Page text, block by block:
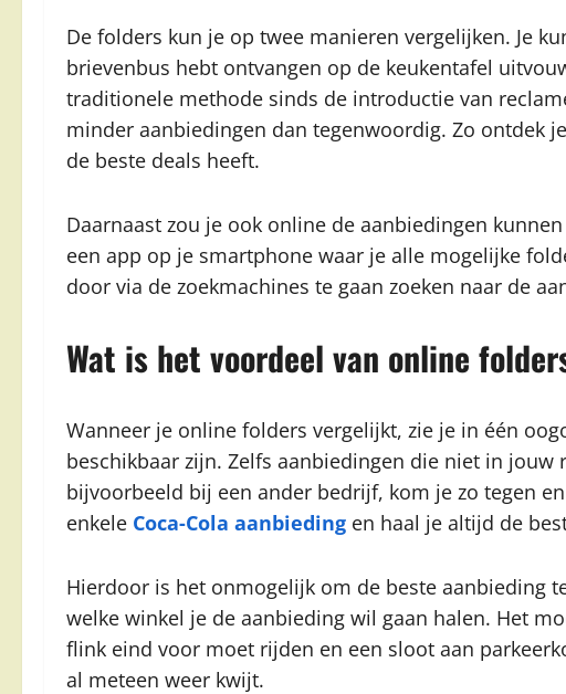
De folders kun je op twee manieren vergelijken. Je
brievenbus hebt ontvangen op de keukentafel
traditionele methode sinds de introductie van
minder aanbiedingen dan tegenwoordig. Zo ontdek
de beste deals heeft.
Daarnaast zou je ook online de aanbiedingen
een app op je smartphone waar je alle mogelijke
door via de zoekmachines te gaan zoeken naar de
Wat is het voordeel van online
Wanneer je online folders vergelijkt, zie je in één
beschikbaar zijn. Zelfs aanbiedingen die niet in
bijvoorbeeld bij een ander bedrijf, kom je zo tegen
enkele Coca-Cola aanbieding en haal je altijd de
Hierdoor is het onmogelijk om de beste aanbieding
welke winkel je de aanbieding wil gaan halen. Het
flink eind voor moet rijden en een sloot aan
al meteen weer kwijt.